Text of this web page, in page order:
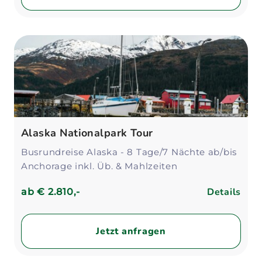
Alaska Nationalpark Tour
Busrundreise Alaska - 8 Tage/7 Nächte ab/bis
Anchorage inkl. Üb. & Mahlzeiten
ab€ 2.810,- Details
Jetzt anfragen